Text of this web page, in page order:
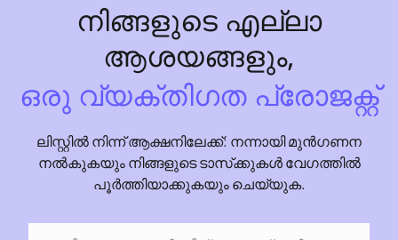
നിങ്ങളുടെ എല്ലാ
ആശയങ്ങളും,
ഒരു പ്രോജക്റ്റ് പ്രോ
ഒരു വ്യക്തിഗത പ്രോജക്റ്റ്
സംഘടിപ്പിച്ചു
പങ്കിട്ടു
പിടിച്ചെടുത്തു
ലിസ്റ്റിൽ നിന്ന് ആക്ഷനിലേക്ക്: നന്നായി മുൻഗണന
നൽകുകയും നിങ്ങളുടെ ടാസ്‌ക്കുകൾ വേഗത്തിൽ
പൂർത്തിയാക്കുകയും ചെയ്യുക.